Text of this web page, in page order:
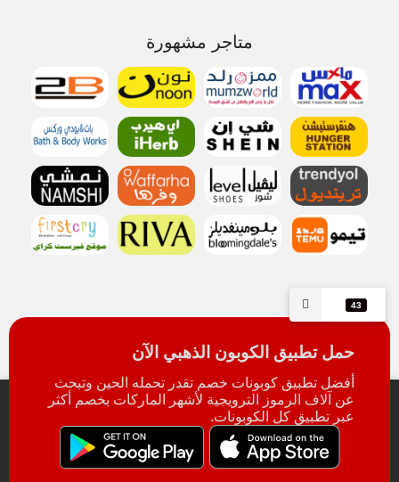
43
متاجر مشهورة
حمل تطبيق الكوبون الذهبي الآن
أفضل تطبيق كوبونات خصم تقدر تحمله الحين وتبحث
عن آلاف الرموز الترويجية لأشهر الماركات بخصم أكثر
عبر تطبيق كل الكوبونات.